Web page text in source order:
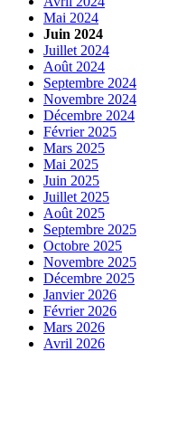
Mai 2024
Juin 2024
Juillet 2024
Août 2024
Septembre 2024
Novembre 2024
Décembre 2024
Février 2025
Mars 2025
Mai 2025
Juin 2025
Juillet 2025
Août 2025
Septembre 2025
Octobre 2025
Novembre 2025
Décembre 2025
Janvier 2026
Février 2026
Mars 2026
Avril 2026